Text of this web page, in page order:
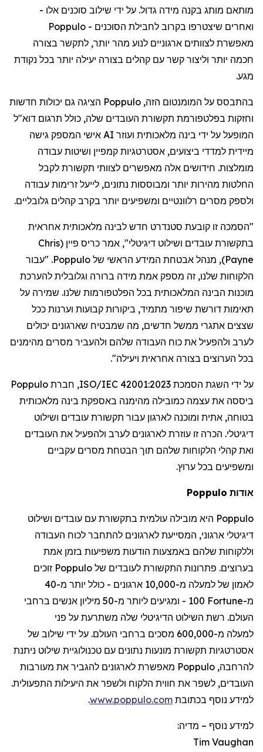
מותאם מותג בקנה מידה גדול. על ידי שילוב סוכנים אלו -
ואחרים שיצטרפו בקרוב לחבילת הסוכנים -
Poppulo
מאפשרת לצוותים ארגוניים לנוע מהר יותר, לתקשר בצורה
חכמה יותר וליצור קשר עם קהלים בצורה יעילה יותר בכל נקודת
מגע.
בהתבסס על המומנטום הזה,
Poppulo הציגה גם יכולות חדשות
וחזקות בפלטפורמת תקשורת העובדים שלה, כולל תרגום דוא"ל
המופעל על ידי בינה מלאכותית ועוזר אישי המספק גישה
מיידית למדדי ביצועים, אסטרטגיות קמפיין ושיטות עבודה
מומלצות. חידושים אלה מאפשרים לצוותי תקשורת לקבל
החלטות מהירות יותר ומבוססות נתונים, לייעל זרימות עבודה
ולספק מסרים רלוונטיים ומשפיעים יותר בקרב קהלים גלובליים.
"הסמכה זו קובעת סטנדרט חדש לבינה מלאכותית אחראית
בתקשורת עובדים ושילוט דיגיטלי", אמר כריס פיין (
Chris
Payne
)
, מנהל אבטחת המידע הראשי של Poppulo
. "עבור
הלקוחות שלנו, זה מספק אמת מידה ברורה וגלובלית להערכת
מוכנות הבינה המלאכותית בכל הפלטפורמות שלנו. שמירה על
תאימות דורשת שיפור מתמיד, ביקורות קבועות וערנות ככל
שצצים אתגרי ממשל חדשים, מה שמבטיח שארגונים יכולים
לערב ולהפעיל את כוח העבודה שלהם ולהעביר מסרים מהימנים
בכל הערוצים בצורה אחראית ויעילה".
על ידי השגת הסמכת חברת Poppulo
ביססה את עצמה כמובילה מהימנה באספקת בינה מלאכותית
בטוחה, אתית ומוכנה לארגון עבור תקשורת עובדים ושילוט
דיגיטלי. הכרה זו עוזרת לארגונים לערב ולהפעיל את העובדים
ואת קהלי הלקוחות שלהם תוך הבטחת מסרים עקביים
ומשפיעים בכל ערוץ.
אודות Poppulo
Poppulo היא מובילה עולמית בתקשורת עם עובדים ושילוט
דיגיטלי ארגוני, המסייעת לארגונים להתחבר לכוח העבודה
וללקוחות שלהם באמצעות הודעות משפיעות בזמן אמת
בערוצים. פתרונות התקשורת לעובדים של Poppulo זוכים
לאמון של למעלה מ-10,000 ארגונים - כולל יותר
מ-40
מ-Fortune ומגיעים ליותר מ-50 מיליון אנשים ברחבי
העולם. רשת השילוט הדיגיטלי שלה משתרעת על פני
למעלה מ-600,000 מסכים ברחבי העולם. על ידי שילוב של
אסטרטגיות תקשורת מונעות נתונים עם טכנולוגיית שילוט ניתנת
להרחבה,
Poppulo מאפשרת לארגונים להגביר את מעורבות
העובדים, לשפר את חווית הלקוח ולשפר את היעילות התפעולית.
למידע נוסף בכתובת www.poppulo.com
.
למידע נוסף – מדיה:
Tim Vaughan